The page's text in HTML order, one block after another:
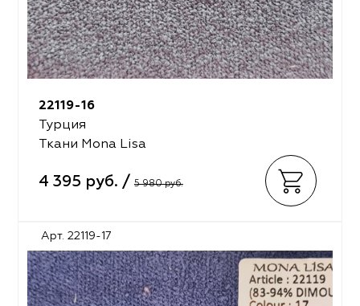
22119-16
Турция
Ткани Mona Lisa
4 395 руб. / 5 980 руб.
Арт. 22119-17